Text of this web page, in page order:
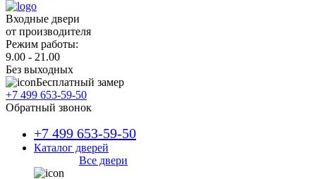
Входные двери
от производителя
Режим работы:
9.00 - 21.00
Без выходных
Бесплатный замер
+7 499 653-59-50
Обратный звонок
+7 499 653-59-50
Каталог дверей
Все двери